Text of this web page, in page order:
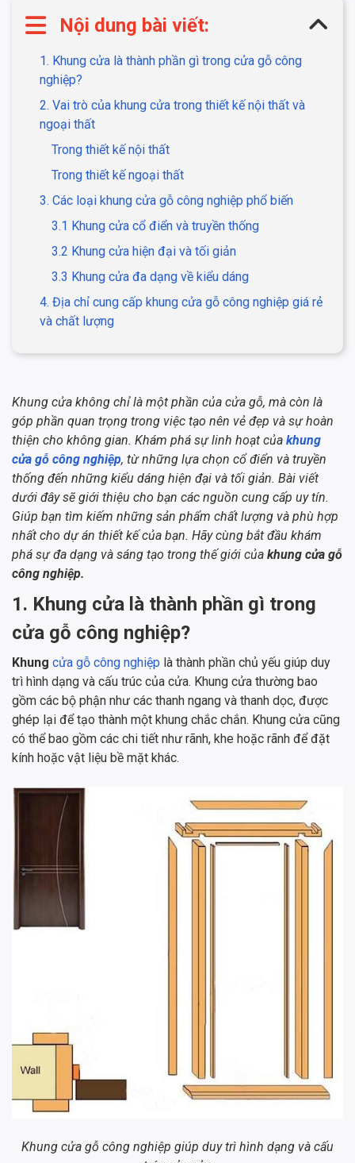
Nội dung bài viết:
1. Khung cửa là thành phần gì trong cửa gỗ công
nghiệp?
2. Vai trò của khung cửa trong thiết kế nội thất và
ngoại thất
Trong thiết kế nội thất
Trong thiết kế ngoại thất
3. Các loại khung cửa gỗ công nghiệp phổ biến
3.1 Khung cửa cổ điển và truyền thống
3.2 Khung cửa hiện đại và tối giản
3.3 Khung cửa đa dạng về kiểu dáng
4. Địa chỉ cung cấp khung cửa gỗ công nghiệp giá rẻ
và chất lượng
Khung cửa không chỉ là một phần của cửa gỗ, mà còn là
góp phần quan trọng trong việc tạo nên vẻ đẹp và sự hoàn
thiện cho không gian. Khám phá sự linh hoạt của khung
cửa gỗ công nghiệp, từ những lựa chọn cổ điển và truyền
thống đến những kiểu dáng hiện đại và tối giản. Bài viết
dưới đây sẽ giới thiệu cho bạn các nguồn cung cấp uy tín.
Giúp bạn tìm kiếm những sản phẩm chất lượng và phù hợp
nhất cho dự án thiết kế của bạn. Hãy cùng bắt đầu khám
phá sự đa dạng và sáng tạo trong thế giới của khung cửa gỗ
công nghiệp.
1. Khung cửa là thành phần gì trong
cửa gỗ công nghiệp?
Khung cửa gỗ công nghiệp là thành phần chủ yếu giúp duy
trì hình dạng và cấu trúc của cửa. Khung cửa thường bao
gồm các bộ phận như các thanh ngang và thanh dọc, được
ghép lại để tạo thành một khung chắc chắn. Khung cửa cũng
có thể bao gồm các chi tiết như rãnh, khe hoặc rãnh để đặt
kính hoặc vật liệu bề mặt khác.
Khung cửa gỗ công nghiệp giúp duy trì hình dạng và cấu